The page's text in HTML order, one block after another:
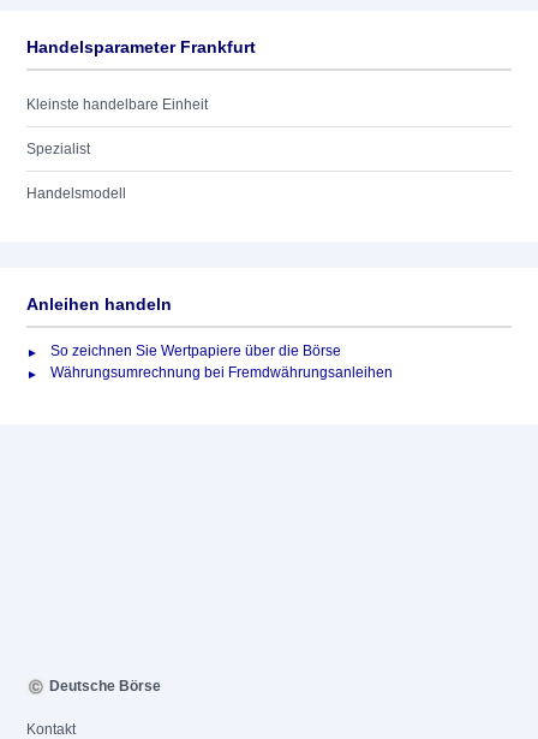
Handelsparameter Frankfurt
Kleinste handelbare Einheit
Spezialist
Handelsmodell
Anleihen handeln
So zeichnen Sie Wertpapiere über die Börse
Währungsumrechnung bei Fremdwährungsanleihen
Deutsche Börse
Kontakt